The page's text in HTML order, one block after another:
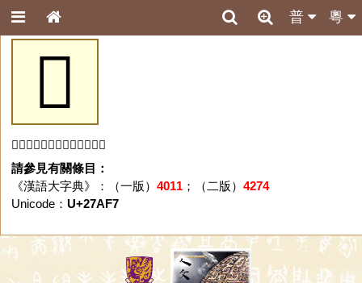
粵
普
𧫷
「𧫷」字未收錄於本資料庫。
請參見有關條目：
《漢語大字典》：（一版） 4011；（二版） 4274
Unicode： U+27AF7